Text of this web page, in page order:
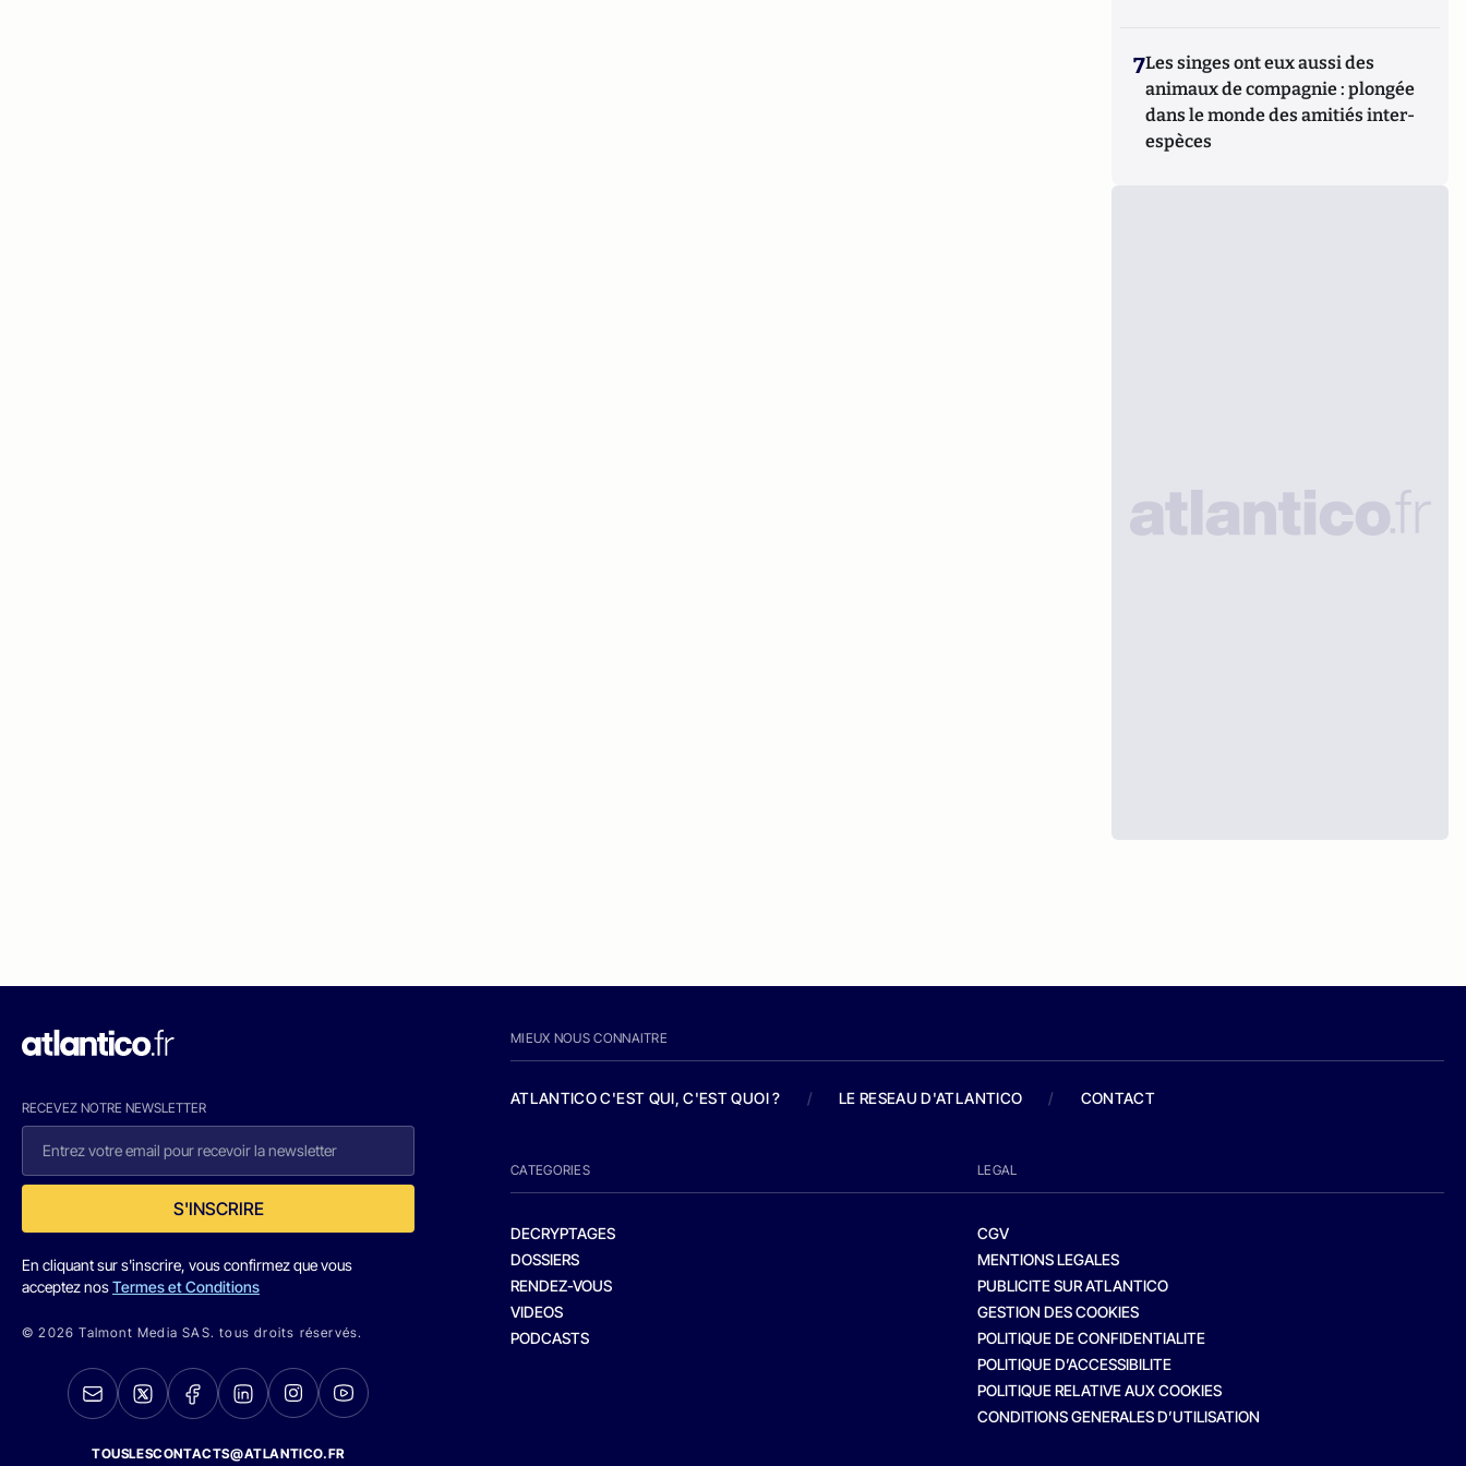
7Les singes ont eux aussi des
animaux de compagnie : plongée
dans le monde des amitiés inter-
espèces
RECEVEZ NOTRE NEWSLETTER
S'INSCRIRE
En cliquant sur s'inscrire, vous confirmez que vous
acceptez nosTermes et Conditions
© 2026 Talmont Media SAS. tous droits réservés.
TOUSLESCONTACTS@ATLANTICO.FR
MIEUX NOUS CONNAITRE
ATLANTICO C'EST QUI, C'EST QUOI ? / LE RESEAU D'ATLANTICO / CONTACT
CATEGORIES
DECRYPTAGES
DOSSIERS
RENDEZ-VOUS
VIDEOS
PODCASTS
LEGAL
CGV
MENTIONS LEGALES
PUBLICITE SUR ATLANTICO
GESTION DES COOKIES
POLITIQUE DE CONFIDENTIALITE
POLITIQUE D’ACCESSIBILITE
POLITIQUE RELATIVE AUX COOKIES
CONDITIONS GENERALES D’UTILISATION